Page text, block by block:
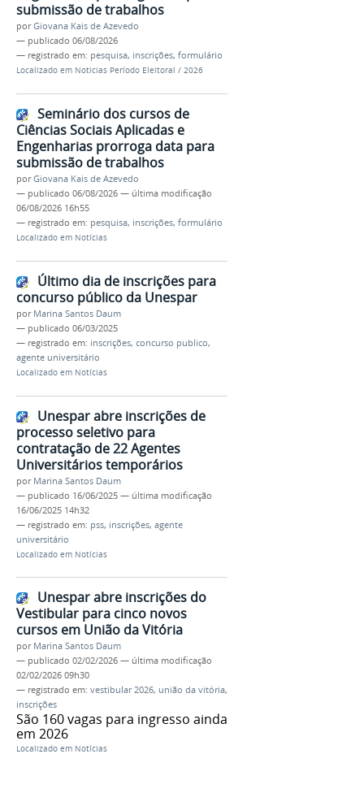
submissão de trabalhos
porGiovana Kais de Azevedo
— publicado 06/08/2026
— registrado em: pesquisa, inscrições, formulário
Localizado em Noticias Período Eleitoral / 2026
Seminário dos cursos de
Ciências Sociais Aplicadas e
Engenharias prorroga data para
submissão de trabalhos
porGiovana Kais de Azevedo
— publicado 06/08/2026 — última modificação
06/08/2026 16h55
— registrado em: pesquisa, inscrições, formulário
Localizado em Notícias
Último dia de inscrições para
concurso público da Unespar
por Marina Santos Daum
— publicado 06/03/2025
— registrado em: inscrições, concurso publico,
agente universitário
Localizado em Notícias
Unespar abre inscrições de
processo seletivo para
contratação de 22 Agentes
Universitários temporários
por Marina Santos Daum
— publicado 16/06/2025 — última modificação
16/06/2025 14h32
— registrado em: pss, inscrições, agente
universitário
Localizado em Notícias
Unespar abre inscrições do
Vestibular para cinco novos
cursos em União da Vitória
por Marina Santos Daum
— publicado 02/02/2026 — última modificação
02/02/2026 09h30
— registrado em: vestibular 2026, união da vitória,
inscrições
São 160 vagas para ingresso ainda
em 2026
Localizado em Notícias